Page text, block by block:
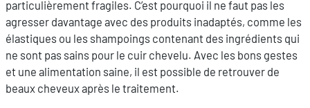
particulièrement fragiles. C’est pourquoi il ne faut pas les
agresser davantage avec des produits inadaptés, comme les
élastiques ou les shampoings contenant des ingrédients qui
ne sont pas sains pour le cuir chevelu. Avec les bons gestes
et une alimentation saine, il est possible de retrouver de
beaux cheveux après le traitement.